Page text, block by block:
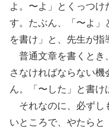
よ。〜よ」とくっつ
す。たぶん、「〜よ」
を書け」と、先生が指
普通文章を書くとき
さなければならない
ん。「〜した」と書け
それなのに、必ずし
いところで、やたら